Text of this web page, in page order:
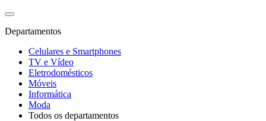
Departamentos
Celulares e Smartphones
TV e Vídeo
Eletrodomésticos
Móveis
Informática
Moda
Todos os departamentos